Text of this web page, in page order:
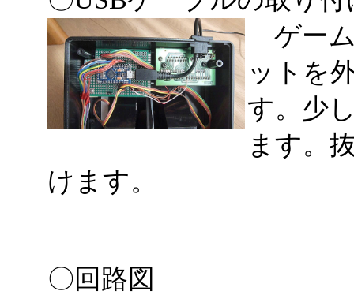
ゲーム
ットを
す。少
ます。
けます。
〇回路図